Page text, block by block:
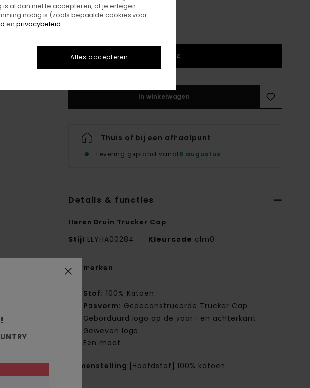
1SZ
In winkelwagen
Thuis of bij een afhaalpunt
Levering gepland vanaf8 augustus
Details & functies
Heren Bruin Trucker Cap
Stijl ELYHA00284 Kleurcode clm0
Kenmerken
Stof: 100% Katoen
Pasvorm: Gedeconstrueerde Trucker Cap
Geborduurd logo op de voor- en achterkant
Geweven logo
Eén maat
Samenstelling [Hoofdstof] 100% katoen
al dan niet te accepteren, of je ertegen
nodig is (zoals bepaalde cookies voor
en privacybeleid
Alles accepteren